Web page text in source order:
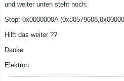
und weiter unten steht noch:
Stop: 0x0000000A
Hilft das weiter ??
Danke
Elektron